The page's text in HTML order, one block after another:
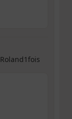
Roland1fois